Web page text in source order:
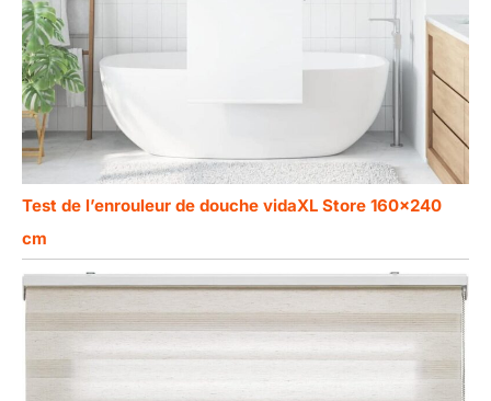
Test de l’enrouleur de douche vidaXL Store 160×240
cm